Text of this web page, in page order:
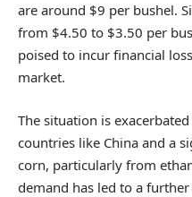
are around $9 per bushel.
from $4.50 to $3.50 per
poised to incur financial
market.
The situation is
countries like China and a
corn, particularly from
demand has led to a